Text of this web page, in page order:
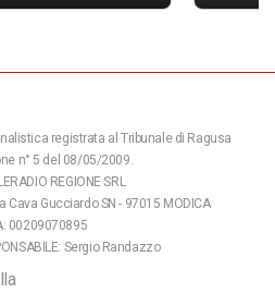
registrata al Tribunale di Ragusa
n° 5 del 08/05/2009.
REGIONE SRL
Cava Gucciardo SN - 97015 MODICA
00209070895
Sergio Randazzo